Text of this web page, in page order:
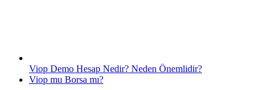
Viop Demo Hesap Nedir? Neden Önemlidir?
Viop mu Borsa mı?